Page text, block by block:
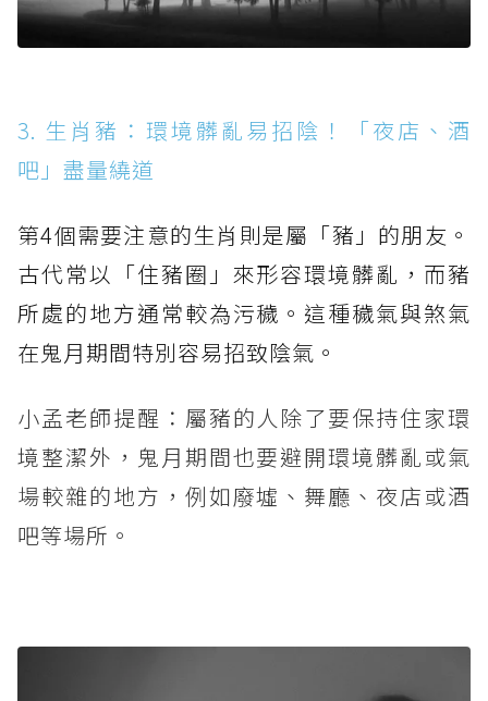
3. 生肖豬：環境髒亂易招陰！「夜店、酒
吧」盡量繞道
第4個需要注意的生肖則是屬「豬」的朋友。
古代常以「住豬圈」來形容環境髒亂，而豬
所處的地方通常較為污穢。這種穢氣與煞氣
在鬼月期間特別容易招致陰氣。
小孟老師提醒：屬豬的人除了要保持住家環
境整潔外，鬼月期間也要避開環境髒亂或氣
場較雜的地方，例如廢墟、舞廳、夜店或酒
吧等場所。